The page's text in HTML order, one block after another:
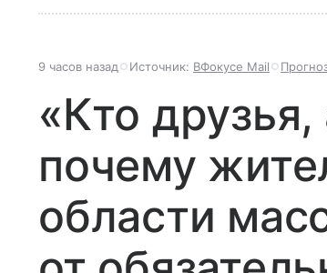
9 часов назад Источник: ВФокусе Mail
«Кто друзья,
почему
области